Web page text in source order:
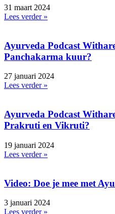
31 maart 2024
Lees verder »
Ayurveda Podcast
Panchakarma kuur?
27 januari 2024
Lees verder »
Ayurveda Podcast
Prakruti en Vikruti?
19 januari 2024
Lees verder »
Video: Doe je mee met
3 januari 2024
Lees verder »